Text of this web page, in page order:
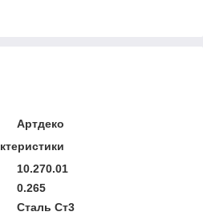
Артдеко
10.270.01
0.265
Сталь Ст3